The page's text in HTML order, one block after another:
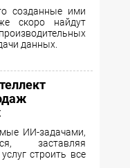
созданные ими
скоро найдут
данных.
ИИ-задачами,
заставляя
строить все